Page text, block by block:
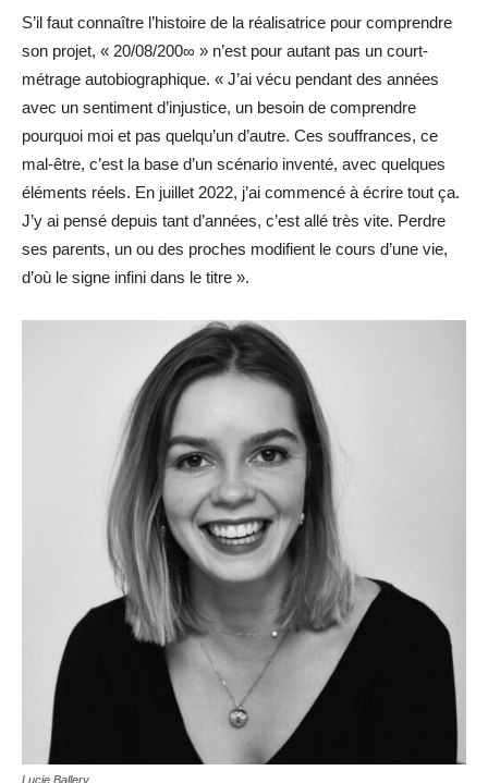
S’il faut connaître l’histoire de la réalisatrice pour comprendre
son projet, « 20/08/200∞ » n’est pour autant pas un court-
métrage autobiographique. « J’ai vécu pendant des années
avec un sentiment d’injustice, un besoin de comprendre
pourquoi moi et pas quelqu’un d’autre. Ces souffrances, ce
mal-être, c’est la base d’un scénario inventé, avec quelques
éléments réels. En juillet 2022, j’ai commencé à écrire tout ça.
J’y ai pensé depuis tant d’années, c’est allé très vite. Perdre
ses parents, un ou des proches modifient le cours d’une vie,
d’où le signe infini dans le titre ».
Lucie Ballery